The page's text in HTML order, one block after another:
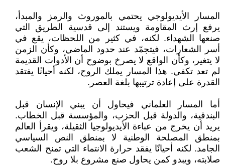
المسار الأيديولوجي يحتمي بالموروث والرمز والمبدأ،
يرفع إرث المقاومة ويستند إلى قدسية الطريق التي
صنعها الشهداء. لكنه، في كثير من اللحظات، يقع في
أسر الشعارات، فيتجمّد عند حدود الماضي، وكأن الزمن
لا يتغير، وكأن الواقع لا يصرخ بوضوح أن الأدوات القديمة
لم تعد تكفي. هذا المسار يملك الروح، لكنه أحيانًا يفتقد
القدرة على إعادة ترتيبها بلغة العصر.
أما المسار العلماني فيحاول أن يبني الإنسان قبل
البندقية، والدولة قبل الحزب، والمؤسسة قبل الخطاب.
يريد أن يخرج من عباءة الأيديولوجيا الثقيلة، ويقرأ العالم
بمنطق المصلحة الوطنية لا بمنطق النص السياسي
الجامد. لكنه أحيانًا يفقد حرارة الانتماء التي تمنح الشعب
صلابته، ويبدو كمن يحاول صنع مشروع بلا روح.